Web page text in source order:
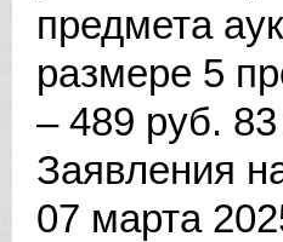
предмета
размере 5
– 489 руб. 83
Заявления
07 марта